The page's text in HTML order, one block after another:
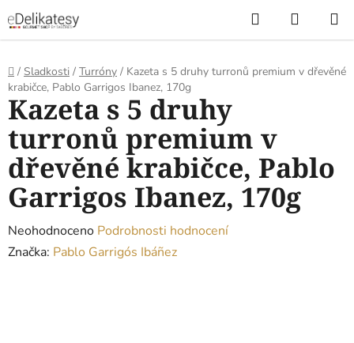
na
obsah
Hledat
KOŠÍK
Domů
/ Sladkosti / Turróny / Kazeta s 5 druhy turronů premium v dřevěné
krabičce, Pablo Garrigos Ibanez, 170g
Kazeta s 5 druhy
turronů premium v
dřevěné krabičce, Pablo
Garrigos Ibanez, 170g
Průměrné
hodnocení
Neohodnoceno Podrobnosti hodnocení
Značka: Pablo Garrigós Ibáñez